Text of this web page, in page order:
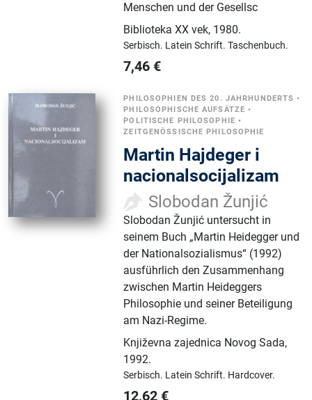
Menschen und der Gesellsc
Biblioteka XX vek, 1980.
Serbisch. Latein Schrift.Taschenbuch.
7,46 €
PHILOSOPHIEN DES 20. JAHRHUNDERTS •
PHILOSOPHISCHE AUFSÄTZE •
POLITISCHE PHILOSOPHIE •
ZEITGENÖSSISCHE PHILOSOPHIE
Martin Hajdeger i
nacionalsocijalizam
Slobodan Žunjić
Slobodan Žunjić untersucht in
seinem Buch „Martin Heidegger und
der Nationalsozialismus“ (1992)
ausführlich den Zusammenhang
zwischen Martin Heideggers
Philosophie und seiner Beteiligung
am Nazi-Regime.
Književna zajednica Novog Sada,
1992.
Serbisch. Latein Schrift. Hardcover.
12,62 €